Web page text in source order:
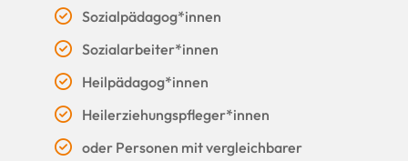
Sozialpädagog*innen
Sozialarbeiter*innen
Heilpädagog*innen
Heilerziehungspfleger*innen
oder Personen mit vergleichbarer